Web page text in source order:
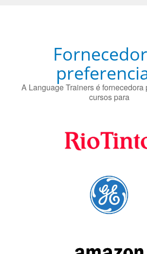
A Language Trainers é fornecedora
cursos para